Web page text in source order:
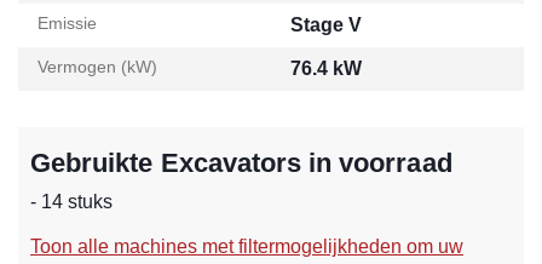
Emissie Stage V
Vermogen (kW) 76.4 kW
Gebruikte Excavators in voorraad
- 14 stuks
Toon alle machines met filtermogelijkheden om uw